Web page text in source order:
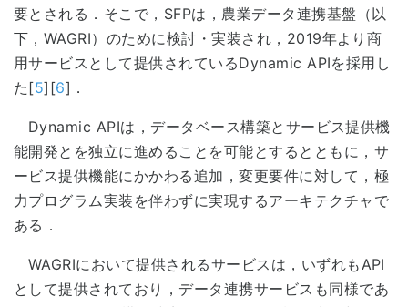
要とされる．そこで，SFPは，農業データ連携基盤（以
下，WAGRI）のために検討・実装され，2019年より商
用サービスとして提供されているDynamic APIを採用し
た[5][6]．
Dynamic APIは，データベース構築とサービス提供機
能開発とを独立に進めることを可能とするとともに，サ
ービス提供機能にかかわる追加，変更要件に対して，極
力プログラム実装を伴わずに実現するアーキテクチャで
ある．
WAGRIにおいて提供されるサービスは，いずれもAPI
として提供されており，データ連携サービスも同様であ